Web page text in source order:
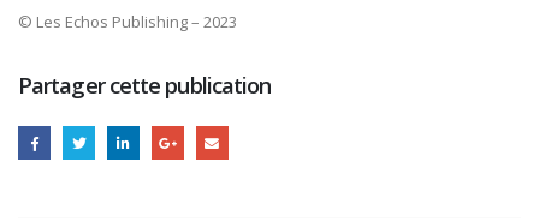
© Les Echos Publishing – 2023
Partager cette publication